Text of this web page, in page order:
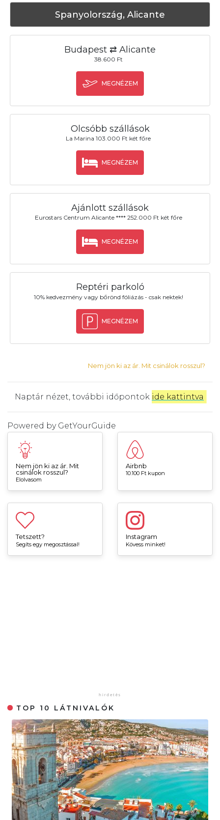
Spanyolország, Alicante
Budapest ⇄ Alicante
38.600 Ft
MEGNÉZEM
Olcsóbb szállások
La Marina 103.000 Ft két főre
MEGNÉZEM
Ajánlott szállások
Eurostars Centrum Alicante **** 252.000 Ft két főre
MEGNÉZEM
Reptéri parkoló
10% kedvezmény vagy bőrönd fóliázás - csak nektek!
MEGNÉZEM
Nem jön ki az ár. Mit csinálok rosszul?
Naptár nézet, további időpontok ide kattintva
Powered by GetYourGuide
Nem jön ki az ár. Mit
csinálok rosszul?
Elolvasom
Airbnb
10.100 Ft kupon
Tetszett?
Segíts egy megosztással!
Instagram
Kövess minket!
TOP 10 LÁTNIVALÓK